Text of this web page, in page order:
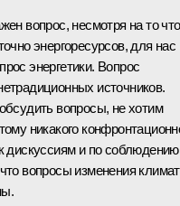
вопрос, несмотря на то что
энергоресурсов, для нас
энергетики. Вопрос
источников.
вопросы, не хотим
никакого
дискуссиям и по соблюдению
вопросы изменения